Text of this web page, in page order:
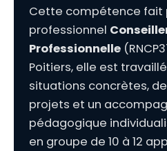
Cette compétence fait
professionnel
Professionnelle
Poitiers, elle est
situations concrètes,
projets et un
pédagogique
en groupe de 10 à 12